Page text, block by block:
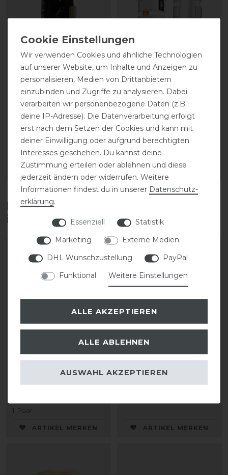
Kentucky Horsewear
184,99 € *
Paar
Mattes Profi
hinten
209,90 € *
1 Paar
Diese Produkte könnten dich auch
interessieren
Kentaur Hufglocken mit
1 Paar
ARTIKEL MERKEN
BR Majestic Hufglocken
24,95 € *
ARTIKEL MERKEN
Wir verwenden Cookies und ähnliche Technologien
auf unserer Website, um Inhalte und Anzeigen zu
personalisieren, Medien von Drittanbietern
einzubinden und Zugriffe zu analysieren. Dabei
verarbeiten wir personenbezogene Daten (z.B.
deine IP-Adresse). Die Datenverarbeitung erfolgt
erst nach dem Setzen der Cookies und kann mit
deiner Einwilligung oder aufgrund berechtigten
Interesses geschehen. Du kannst deine
Zustimmung erteilen oder ablehnen und diese
jederzeit ändern oder widerrufen. Weitere
Informationen findest du in unserer Daten­schutz­
erklärung.
Essenziell
Statistik
Marketing
Externe Medien
DHL Wunschzustellung
PayPal
Funktional
Weitere Einstellungen
ALLE AKZEPTIEREN
ALLE ABLEHNEN
AUSWAHL AKZEPTIEREN